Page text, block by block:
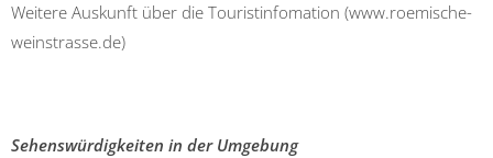
Weitere Auskunft über die Touristinfomation (www.roemische-
weinstrasse.de)
Sehenswürdigkeiten in der Umgebung